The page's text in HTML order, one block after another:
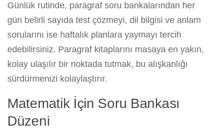
Günlük rutinde, paragraf soru bankalarından her
gün belirli sayıda test çözmeyi, dil bilgisi ve anlam
sorularını ise haftalık planlara yaymayı tercih
edebilirsiniz. Paragraf kitaplarını masaya en yakın,
kolay ulaşılır bir noktada tutmak, bu alışkanlığı
sürdürmenizi kolaylaştırır.
Matematik İçin Soru Bankası
Düzeni